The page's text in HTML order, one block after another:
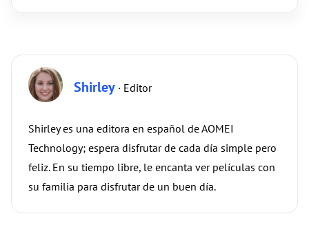
Shirley · Editor
Shirley es una editora en español de AOMEI
Technology; espera disfrutar de cada día simple pero
feliz. En su tiempo libre, le encanta ver películas con
su familia para disfrutar de un buen día.